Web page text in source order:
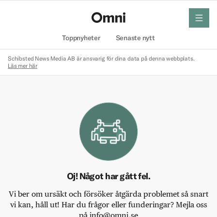
Toppnyheter Senaste nytt
meny
Schibsted News Media AB är ansvarig för dina data på denna webbplats.
Läs mer här
Oj! Något har gått fel.
Vi ber om ursäkt och försöker åtgärda problemet så snart
vi kan, håll ut! Har du frågor eller funderingar? Mejla oss